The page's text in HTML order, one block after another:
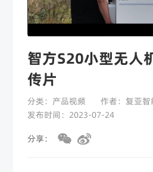
低空应用典型案例
关于复亚
智方S20小型无人
传片
分类：产品视频
作者：复亚智
发布时间：2023-07-24
分享：